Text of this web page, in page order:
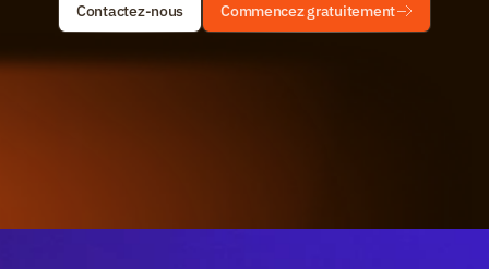
Contactez-nous Commencez gratuitement